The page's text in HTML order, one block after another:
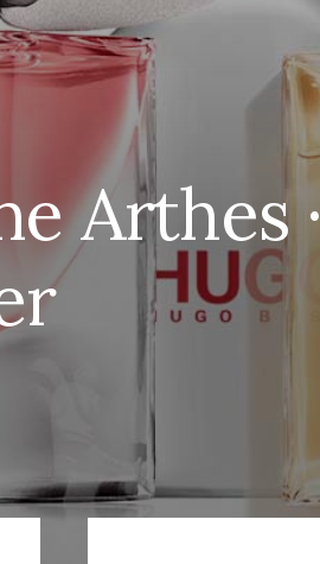
Arthes ·